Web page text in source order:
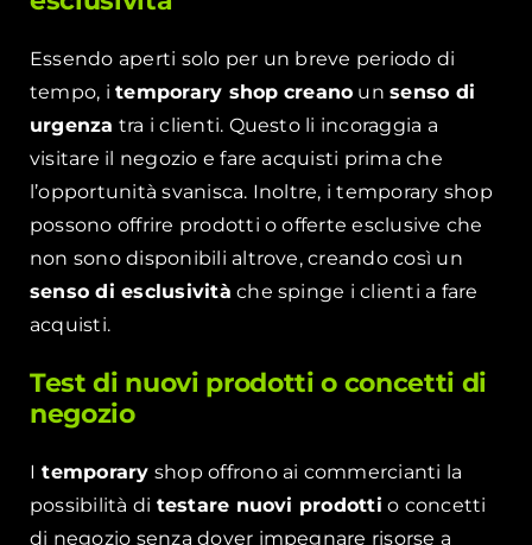
Essendo aperti solo per un breve periodo di
tempo, itemporary shop creano unsenso di
urgenza tra i clienti. Questo li incoraggia a
visitare il negozio e fare acquisti prima che
l’opportunità svanisca. Inoltre, i temporary shop
possono offrire prodotti o offerte esclusive che
non sono disponibili altrove, creando così un
senso di esclusività che spinge i clienti a fare
acquisti.
Test di nuovi prodotti o concetti di
negozio
I temporary shop offrono ai commercianti la
possibilità di testare nuovi prodotti o concetti
di negozio senza dover impegnare risorse a